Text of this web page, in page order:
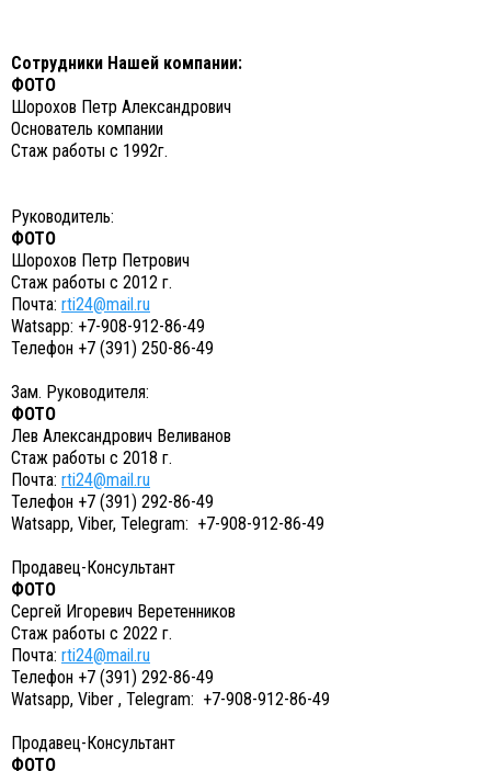
Сотрудники Нашей компании:
ФОТО
Шорохов Петр Александрович
Основатель компании
Стаж работы с 1992г.
Руководитель:
ФОТО
Шорохов Петр Петрович
Стаж работы с 2012 г.
Почта: rti24@mail.ru
Watsapp: +7-908-912-86-49
Телефон +7 (391) 250-86-49
Зам. Руководителя:
ФОТО
Лев Александрович Веливанов
Стаж работы с 2018 г.
Почта: rti24@mail.ru
Телефон +7 (391) 292-86-49
Watsapp, Viber, Telegram: +7-908-912-86-49
Продавец-Консультант
ФОТО
Сергей Игоревич Веретенников
Стаж работы с 2022 г.
Почта: rti24@mail.ru
Телефон +7 (391) 292-86-49
Watsapp, Viber , Telegram: +7-908-912-86-49
Продавец-Консультант
ФОТО